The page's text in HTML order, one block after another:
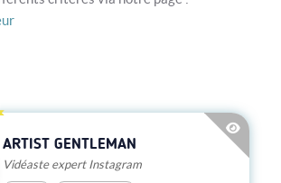
ARTIST GENTLEMAN
Vidéaste expert Instagram